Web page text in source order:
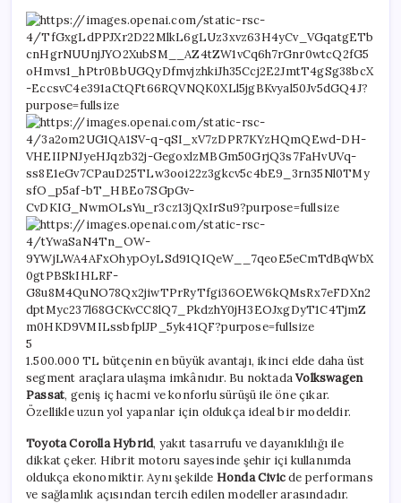
5
1.500.000 TL bütçenin en büyük avantajı, ikinci elde daha üst
segment araçlara ulaşma imkânıdır. Bu noktadaVolkswagen
Passat, geniş iç hacmi ve konforlu sürüşü ile öne çıkar.
Özellikle uzun yol yapanlar için oldukça ideal bir modeldir.
Toyota Corolla Hybrid, yakıt tasarrufu ve dayanıklılığı ile
dikkat çeker. Hibrit motoru sayesinde şehir içi kullanımda
oldukça ekonomiktir. Aynı şekilde Honda Civicde performans
ve sağlamlık açısından tercih edilen modeller arasındadır.